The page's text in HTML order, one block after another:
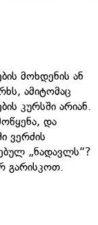
მოხდენის ან
ამიტომაც
კურსში არიან.
და
ვერძის
„ნადავლს“?
გარისკოთ.